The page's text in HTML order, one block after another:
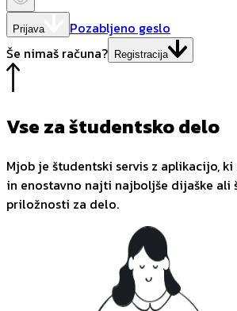
Prijava
Pozabljeno geslo
Še nimaš računa? Registracija
Vse za študentsko delo
Mjob je študentski servis z aplikacijo,
in enostavno najti najboljše dijaške ali
priložnosti za delo.